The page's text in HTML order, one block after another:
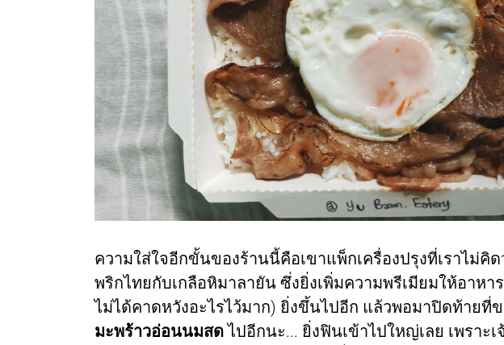
ความใส่ใจอีกขั้นของร้านนี้คือเขาแพ็กเครื่องปรุงที่เราไม่คิ
พริกไทยกับเกลือหิมาลายัน ซึ่งยิ่งเพิ่มความพรีเมียมให้อาหา
ไม่ได้คาดหวังอะไรไว้มาก) ยิ่งขึ้นไปอีก แล้วพอมาปิดท้ายที่
มะพร้าวอ่อนนมสดไปอีกนะ... ยิ่งฟินเข้าไปใหญ่เลย เพราะ